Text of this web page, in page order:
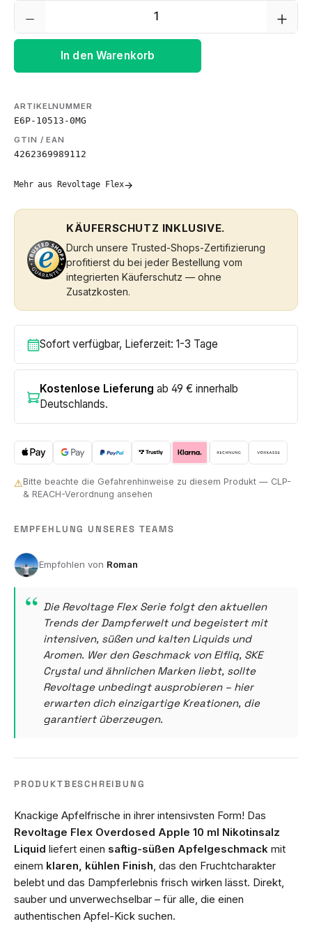
Produkt Anzahl: Gib den
In den Warenkorb
ARTIKELNUMMER
E6P-10513-0MG
GTIN / EAN
4262369989112
Mehr aus Revoltage Flex→
KÄUFERSCHUTZ INKLUSIVE.
Durch unsere Trusted-Shops-Zertifizierung
profitierst du bei jeder Bestellung vom
integrierten Käuferschutz — ohne
Zusatzkosten.
Sofort verfügbar, Lieferzeit: 1-3 Tage
Kostenlose Lieferung ab 49 € innerhalb
Deutschlands.
⚠Bitte beachte die Gefahrenhinweise zu diesem Produkt — CLP-
& REACH-Verordnung ansehen
EMPFEHLUNG UNSERES TEAMS
Roman
Die Revoltage Flex Serie folgt den aktuellen
Trends der Dampferwelt und begeistert mit
intensiven, süßen und kalten Liquids und
Aromen. Wer den Geschmack von Elfliq, SKE
Crystal und ähnlichen Marken liebt, sollte
Revoltage unbedingt ausprobieren – hier
erwarten dich einzigartige Kreationen, die
garantiert überzeugen.
PRODUKTBESCHREIBUNG
Knackige Apfelfrische in ihrer intensivsten Form! Das
Revoltage Flex Overdosed Apple 10 ml Nikotinsalz
Liquid liefert einen saftig-süßen Apfelgeschmack mit
einem klaren, kühlen Finish , das den Fruchtcharakter
belebt und das Dampferlebnis frisch wirken lässt. Direkt,
sauber und unverwechselbar – für alle, die einen
authentischen Apfel-Kick suchen.